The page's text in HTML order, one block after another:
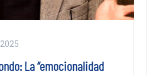
La “emocionalidad